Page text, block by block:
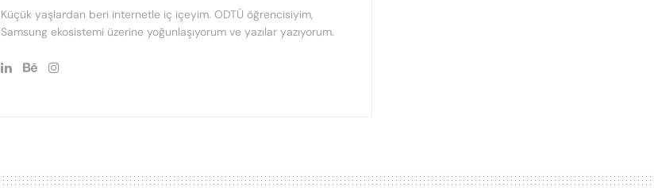
Küçük yaşlardan beri internetle iç içeyim. ODTÜ öğrencisiyim,
Samsung ekosistemi üzerine yoğunlaşıyorum ve yazılar yazıyorum.